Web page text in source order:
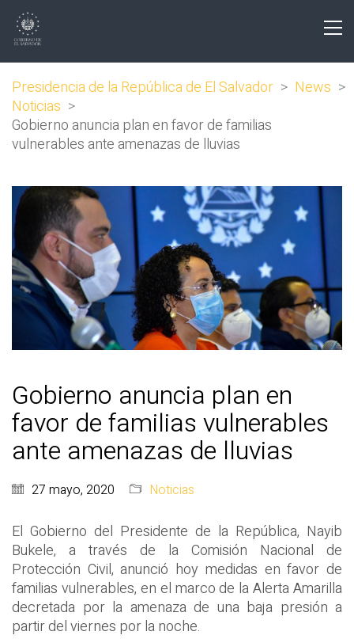
Presidencia de la República de El Salvador > News >
Noticias >
Gobierno anuncia plan en favor de familias
vulnerables ante amenazas de lluvias
Gobierno anuncia plan en
favor de familias vulnerables
ante amenazas de lluvias
27 mayo, 2020 Noticias
El Gobierno del Presidente de la República, Nayib
Bukele, a través de la Comisión Nacional de
Protección Civil, anunció hoy medidas en favor de
familias vulnerables, en el marco de la Alerta Amarilla
decretada por la amenaza de una baja presión a
partir del viernes por la noche.